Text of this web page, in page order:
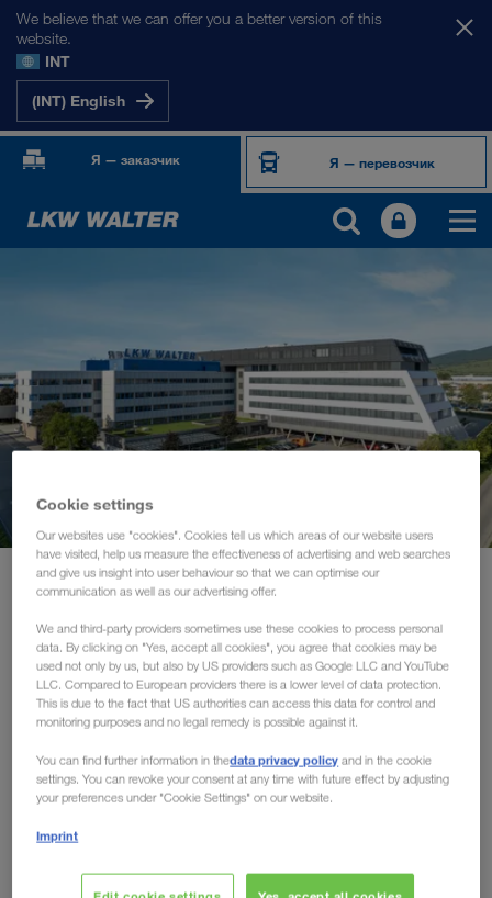
We believe that we can offer you a better version of this
website.
INT
(INT) English
Я — заказчик Я — перевозчик
Менеджмент SHEQ
Социальная ответственность
Сертификаты
Глоссарий
Compliance
WALTER GROUP
Работа и карьера
О нас Информация о компании
Информация о компании
LKW WALTER — ведущая транспортная
организация в Европе по доставке
комплектных грузов
Австрийская частная компания (100% в семейной
собственности)
С 1986 г. носитель австрийского государственного
Cookie settings
Our websites use "cookies". Cookies tell us which areas of our website users
have visited, help us measure the effectiveness of advertising and web searches
and give us insight into user behaviour so that we can optimise our
communication as well as our advertising offer.
We and third-party providers sometimes use these cookies to process personal
data. By clicking on "Yes, accept all cookies", you agree that cookies may be
used not only by us, but also by US providers such as Google LLC and YouTube
LLC. Compared to European providers there is a lower level of data protection.
This is due to the fact that US authorities can access this data for control and
monitoring purposes and no legal remedy is possible against it.
You can find further information in thedata privacy policy and in the cookie
settings. You can revoke your consent at any time with future effect by adjusting
your preferences under "Cookie Settings" on our website.
Imprint